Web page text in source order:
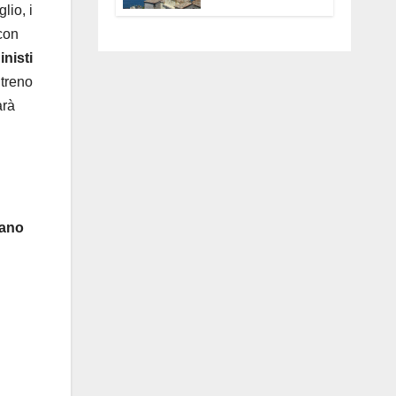
i
Anguillara